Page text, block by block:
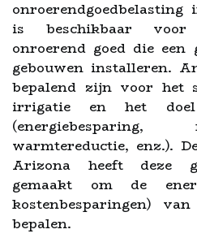
is beschikbaar
onroerend goed die
gebouwen installeren.
bepalend zijn voor het
irrigatie en het
(energiebesparing,
warmtereductie, enz.).
Arizona heeft deze
gemaakt om de
kostenbesparingen)
bepalen.